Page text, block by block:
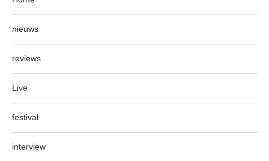
nieuws
reviews
Live
festival
interview